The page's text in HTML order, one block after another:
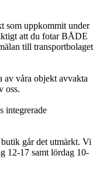
som uppkommit under
att du fotar BÅDE
till transportbolaget
av våra objekt avvakta
oss.
integrerade
går det utmärkt. Vi
12-17 samt lördag 10-